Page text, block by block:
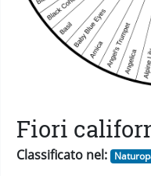
Fiori
Classificato nel: